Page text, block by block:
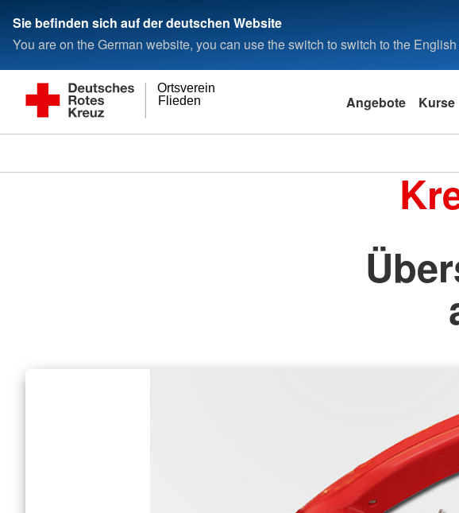
Sie befinden sich auf der deutschen Website
You are on the German website, you can use the switch to switch to the
Flieden
Ortsverein
Angebote Kurse